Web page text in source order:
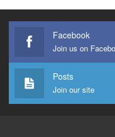
Facebook
Join us on
Posts
Join our site